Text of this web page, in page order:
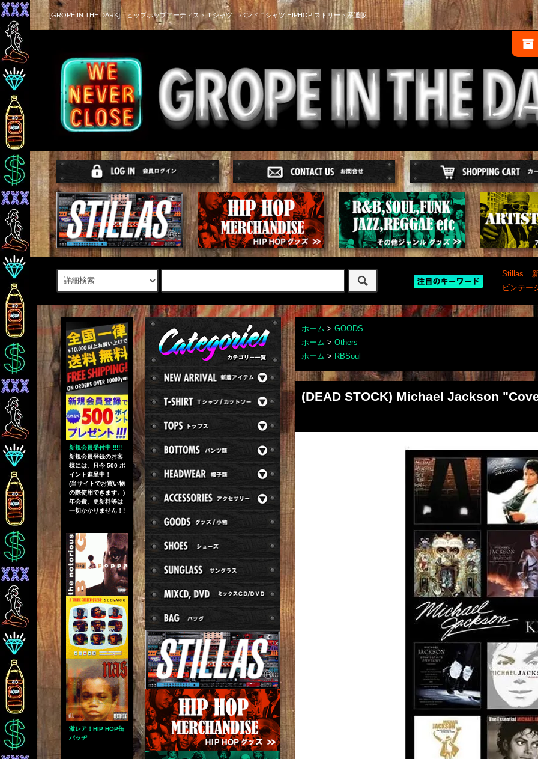
[GROPE IN THE DARK] ヒップホップアーティストＴシャツ バンドＴシャツ HIPHOP ストリート系通販
Stillas
ビンテー
新規会員受付中 !!!!!
新規会員登録のお客
様には、只今 500 ポ
イント進呈中！
(当サイトでお買い物
の際使用できます。)
年会費、更新料等は
一切かかりません！!
激レア！HIP HOP缶
バッヂ
ホーム > GOODS
ホーム > Others
ホーム > RBSoul
(DEAD STOCK) Michael Jackson